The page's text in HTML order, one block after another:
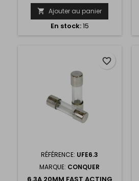
 Ajouter au panier
En stock:15
RÉFÉRENCE: UFE6.3
MARQUE: CONQUER
6.3A 20MM FAST ACTING
favorite_border